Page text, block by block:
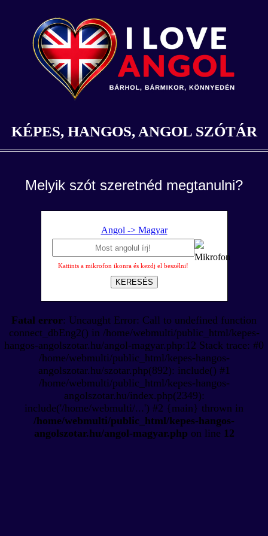
KÉPES, HANGOS, ANGOL SZÓTÁR
Melyik szót szeretnéd megtanulni?
Angol -> Magyar
Kattints a mikrofon ikonra és kezdj el beszélni!
KERESÉS
Fatal error: Uncaught Error: Call to undefined function
connect_dbEng2() in /home/webmulti/public_html/kepes-
hangos-angolszotar.hu/angol-magyar.php:12 Stack trace: #0
/home/webmulti/public_html/kepes-hangos-
angolszotar.hu/szotar.php(892): include() #1
/home/webmulti/public_html/kepes-hangos-
angolszotar.hu/index.php(2349):
include('/home/webmulti/...') #2 {main} thrown in
/home/webmulti/public_html/kepes-hangos-
angolszotar.hu/angol-magyar.php on line 12